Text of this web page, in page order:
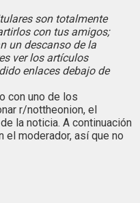
son totalmente
con tus amigos;
un descanso de la
ver los artículos
enlaces debajo de
con uno de los
r/nottheonion, el
la noticia. A continuación
el moderador, así que no